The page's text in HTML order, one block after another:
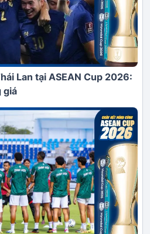
Lan tại ASEAN Cup 2026:
giá